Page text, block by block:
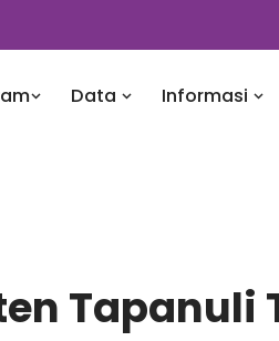
Data Informasi
Tapanuli